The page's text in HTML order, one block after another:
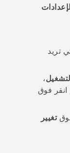
الإعدادات
تريد
،
تغيير